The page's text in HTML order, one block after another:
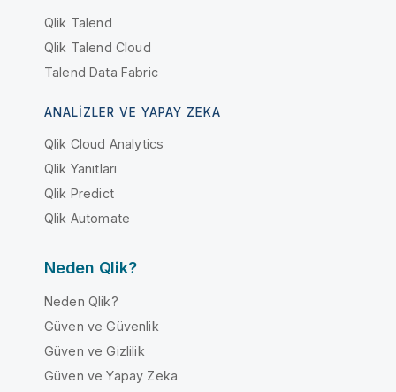
Qlik Talend
Qlik Talend Cloud
Talend Data Fabric
ANALIZLER VE YAPAY ZEKA
Qlik Cloud Analytics
Qlik Yanıtları
Qlik Predict
Qlik Automate
Neden Qlik?
Neden Qlik?
Güven ve Güvenlik
Güven ve Gizlilik
Güven ve Yapay Zeka